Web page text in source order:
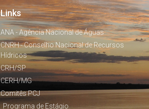
Links
ANA - Agência Nacional de Águas
CNRH - Conselho Nacional de Recursos
Hídricos
CRH/SP
CERH/MG
Comitês PCJ
Programa de Estágio